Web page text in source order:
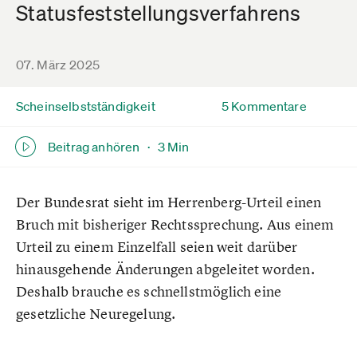
Statusfeststellungsverfahrens
07. März 2025
Scheinselbstständigkeit
Beitrag anhören · 3 Min
5 Kommentare
Der Bundesrat sieht im Herrenberg-Urteil einen
Bruch mit bisheriger Rechtssprechung. Aus einem
Urteil zu einem Einzelfall seien weit darüber
hinausgehende Änderungen abgeleitet worden.
Deshalb brauche es schnellstmöglich eine
gesetzliche Neuregelung.